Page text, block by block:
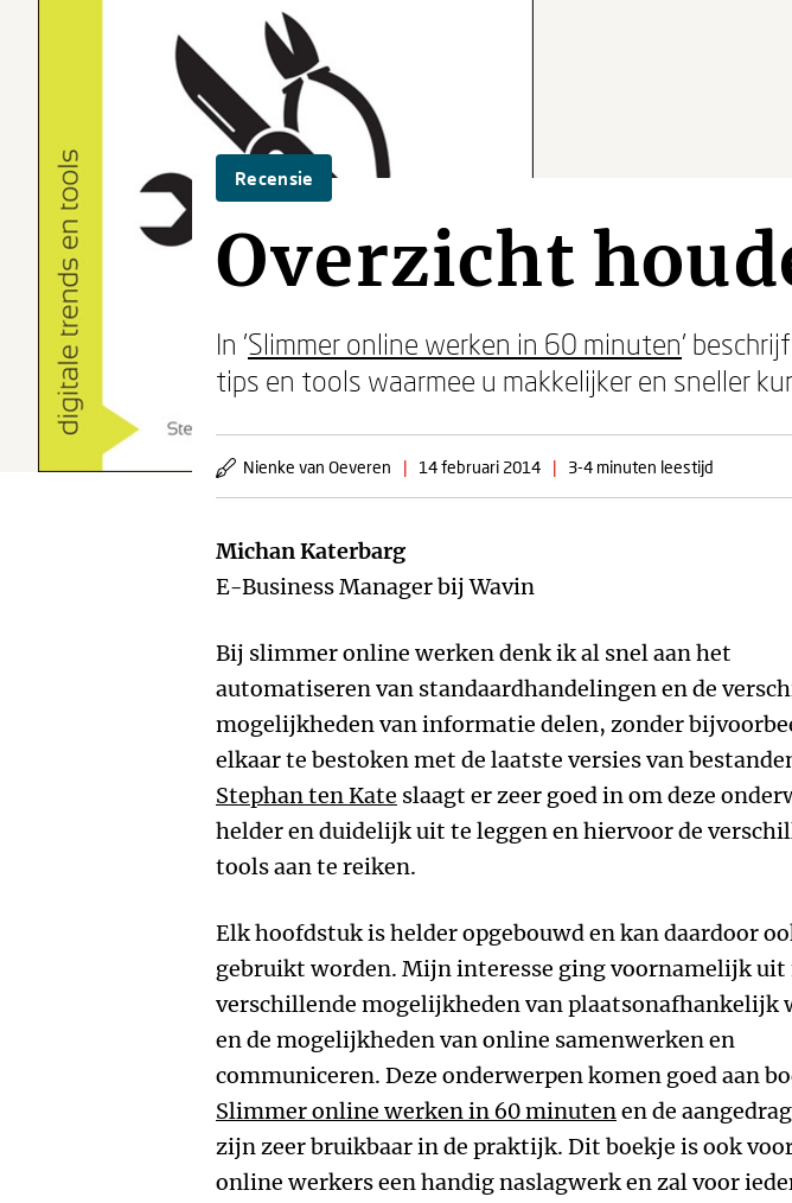
Recensie
Overzicht
In 'Slimmer online werken in 60 minuten'
tips en tools waarmee u makkelijker en sneller
Nienke van Oeveren | 14 februari 2014 | 3-4 minuten leestijd
Michan Katerbarg
E-Business Manager bij Wavin
Bij slimmer online werken denk ik al snel aan het
automatiseren van standaardhandelingen en de
mogelijkheden van informatie delen, zonder
elkaar te bestoken met de laatste versies van
Stephan ten Kate slaagt er zeer goed in om deze
helder en duidelijk uit te leggen en hiervoor de
tools aan te reiken.
Elk hoofdstuk is helder opgebouwd en kan daardoor
gebruikt worden. Mijn interesse ging voornamelijk uit
verschillende mogelijkheden van plaatsonafhankelijk
en de mogelijkheden van online samenwerken en
communiceren. Deze onderwerpen komen goed aan
Slimmer online werken in 60 minutenen de
zijn zeer bruikbaar in de praktijk. Dit boekje is ook
online werkers een handig naslagwerk en zal voor